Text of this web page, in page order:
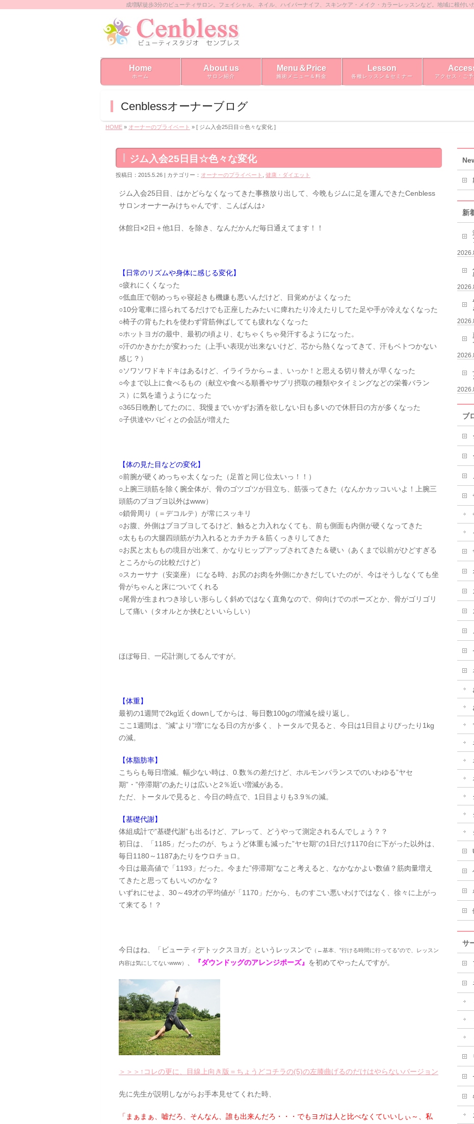
成増駅徒歩3分のビューティサロン。フェイシャル、ネイル、ハイパーナイフ、スキンケア・メイク・カラーレッスンなど。地域に根付い
Home
ホーム
About us
サロン紹介
Menu＆Price
施術メニュー＆料金
Lesson
各種レッスン＆セミナー アクセス・ご
Cenblessオーナーブログ
HOME » オーナーのプライベート » [ ジム入会25日目☆色々な変化 ]
ジム入会25日目☆色々な変化
投稿日：2015.5.26 | カテゴリー： オーナーのプライベート 健康・ダイエット
ジム入会25日目、はかどらなくなってきた事務放り出して、今晩もジムに足を運んできたCenbless
サロンオーナーみけちゃんです、こんばんは♪
休館日×2日＋他1日、を除き、なんだかんだ毎日通えてます！！
【日常のリズムや身体に感じる変化】
○疲れにくくなった
○低血圧で朝めっちゃ寝起きも機嫌も悪いんだけど、目覚めがよくなった
○10分電車に揺られてるだけでも正座したみたいに痺れたり冷えたりしてた足や手が冷えなくなった
○椅子の背もたれを使わず背筋伸ばしてても疲れなくなった
○ホットヨガの最中、最初の頃より、むちゃくちゃ発汗するようになった。
○汗のかきかたが変わった（上手い表現が出来ないけど、芯から熱くなってきて、汗もベトつかない
感じ？）
○ソワソワドキドキはあるけど、イライラから→ま、いっか！と思える切り替えが早くなった
○今まで以上に食べるもの（献立や食べる順番やサプリ摂取の種類やタイミングなどの栄養バラン
ス）に気を遣うようになった
○365日晩酌してたのに、我慢までいかずお酒を欲しない日も多いので休肝日の方が多くなった
○子供達やパピィとの会話が増えた
【体の見た目などの変化】
○前腕が硬くめっちゃ太くなった（足首と同じ位太いっ！！）
○上腕三頭筋を除く腕全体が、骨のゴツゴツが目立ち、筋張ってきた（なんかカッコいいよ！上腕三
頭筋のブヨブヨ以外はwww）
○鎖骨周り（＝デコルテ）が常にスッキリ
○お腹、外側はブヨブヨしてるけど、触ると力入れなくても、前も側面も内側が硬くなってきた
○太ももの大腿四頭筋が力入れるとカチカチ＆筋くっきりしてきた
○お尻と太ももの境目が出来て、かなりヒップアップされてきた＆硬い（あくまで以前がひどすぎる
ところからの比較だけど）
○スカーサナ（安楽座） になる時、お尻のお肉を外側にかきだしていたのが、今はそうしなくても坐
骨がちゃんと床についてくれる
○尾骨が生まれつき珍しい形らしく斜めではなく直角なので、仰向けでのポーズとか、骨がゴリゴリ
して痛い（タオルとか挟むといいらしい）
ほぼ毎日、一応計測してるんですが。
【体重】
最初の1週間で2kg近くdownしてからは、毎日数100gの増減を繰り返し。
ここ1週間は、”減”より”増”になる日の方が多く、トータルで見ると、今日は1日目よりぴったり1kg
の減。
【体脂肪率】
こちらも毎日増減。幅少ない時は、0.数％の差だけど、ホルモンバランスでのいわゆる”ヤセ
期”・”停滞期”のあたりは広いと2％近い増減がある。
ただ、トータルで見ると、今日の時点で、1日目よりも3.9％の減。
【基礎代謝】
体組成計で”基礎代謝”も出るけど、アレって、どうやって測定されるんでしょう？？
初日は、「1185」だったのが、ちょうど体重も減った”ヤセ期”の1日だけ1170台に下がった以外は、
毎日1180～1187あたりをウロチョロ。
今日は最高値で「1193」だった。今また”停滞期”なこと考えると、なかなかよい数値？筋肉量増え
てきたと思ってもいいのかな？
いずれにせよ、30～49才の平均値が「1170」だから、ものすごい悪いわけではなく、徐々に上がっ
て来てる！？
今日はね、「ビューティデトックスヨガ」というレッスンで （←基本、”行ける時間に行ってる”ので、レッスン
内容は気にしてないwww） 『ダウンドッグのアレンジポーズ』 を初めてやったんですが。
＞＞＞↑コレの更に、目線上向き版＝ちょうどコチラの(5)の左膝曲げるのだけはやらないバージョン
先に先生が説明しながらお手本見せてくれた時、
「まぁまぁ、嘘だろ、そんなん、誰も出来んだろ・・・でもヨガは人と比べなくていいしぃ～、私
新
ブ
サ